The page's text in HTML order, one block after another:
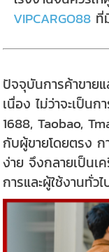
VIPCARGO88 ที่
ปัจจุบันการค้าขาย
เนื่อง ไม่ว่าจะเป็น
1688, Taobao,
กับผู้ขายโดยตรง
ง่าย จึงกลายเป็น
การและผู้ใช้งานทั่ว